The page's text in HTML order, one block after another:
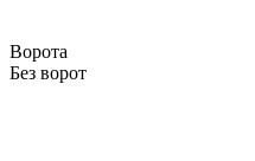
Ворота
Без ворот